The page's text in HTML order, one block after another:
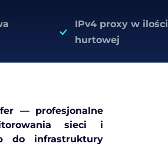
IPv4 proxy w ilości
hurtowej
— profesjonalne
sieci i
do infrastruktury